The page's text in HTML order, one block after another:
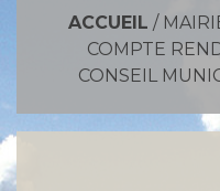
ACCUEIL /
COMPTE
CONSEIL